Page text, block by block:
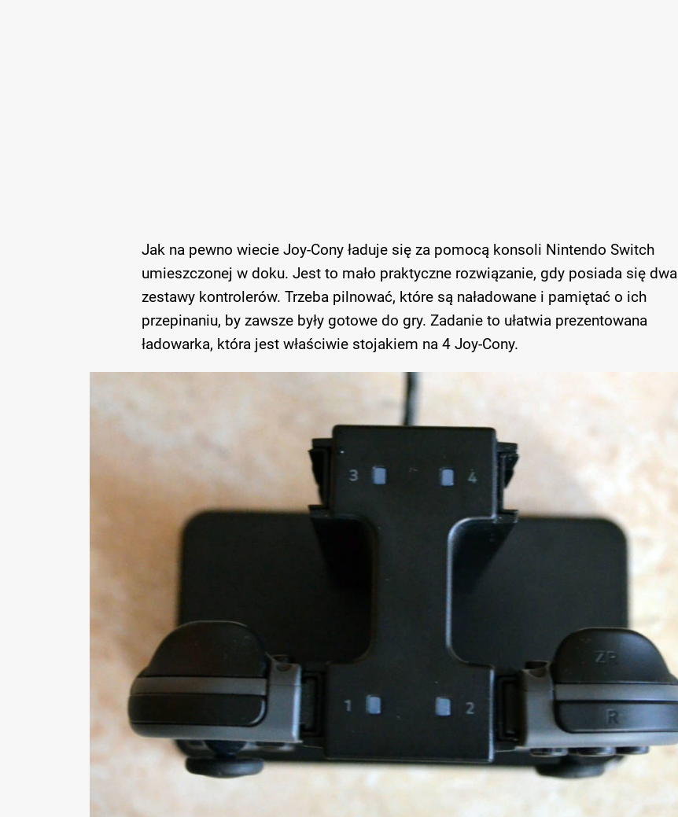
Jak na pewno wiecie Joy-Cony ładuje się za pomocą konsoli Nintendo Switch
umieszczonej w doku. Jest to mało praktyczne rozwiązanie, gdy posiada się dwa
zestawy kontrolerów. Trzeba pilnować, które są naładowane i pamiętać o ich
przepinaniu, by zawsze były gotowe do gry. Zadanie to ułatwia prezentowana
ładowarka, która jest właściwie stojakiem na 4 Joy-Cony.